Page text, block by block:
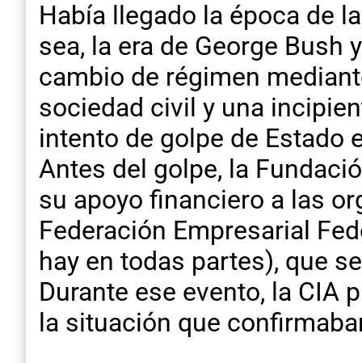
Había llegado la época de
sea, la era de George
cambio de régimen
sociedad civil y una
intento de golpe de Estado
Antes del golpe, la
su apoyo financiero a las
Federación Empresarial
hay en todas partes), que
Durante ese evento, la
la situación que